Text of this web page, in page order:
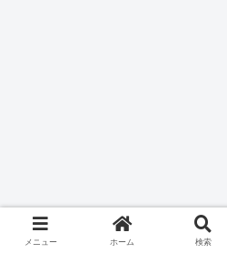
メニュー ホーム 検索